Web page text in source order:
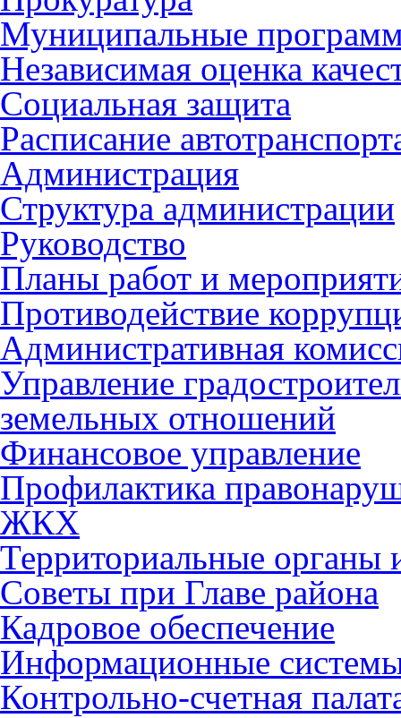
Муниципальные
Независимая оценка
Социальная защита
Расписание
Администрация
Структура администрации
Руководство
Планы работ и
Противодействие
Административная
Управление
земельных отношений
Финансовое управление
Профилактика
ЖКХ
Территориальные органы
Советы при Главе района
Кадровое обеспечение
Информационные
Контрольно-счетная